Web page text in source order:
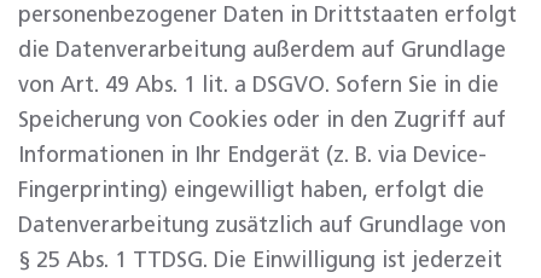
personenbezogener Daten in Drittstaaten erfolgt
die Datenverarbeitung außerdem auf Grundlage
von Art. 49 Abs. 1 lit. a DSGVO. Sofern Sie in die
Speicherung von Cookies oder in den Zugriff auf
Informationen in Ihr Endgerät (z. B. via Device-
Fingerprinting) eingewilligt haben, erfolgt die
Datenverarbeitung zusätzlich auf Grundlage von
§ 25 Abs. 1 TTDSG. Die Einwilligung ist jederzeit